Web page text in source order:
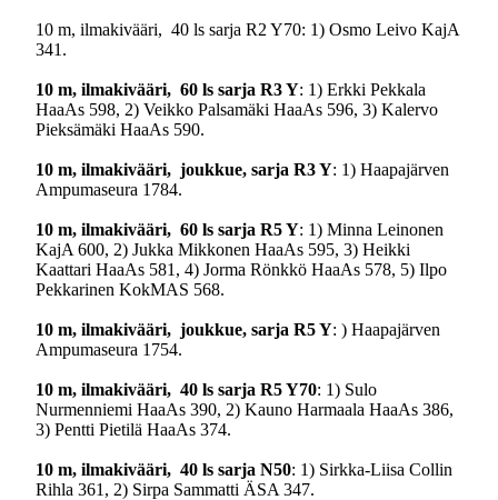
10 m, ilmakivääri, 40 ls sarja R2 Y70: 1) Osmo Leivo KajA
341.
10 m, ilmakivääri, 60 ls sarja R3 Y: 1) Erkki Pekkala
HaaAs 598, 2) Veikko Palsamäki HaaAs 596, 3) Kalervo
Pieksämäki HaaAs 590.
10 m, ilmakivääri, joukkue, sarja R3 Y: 1) Haapajärven
Ampumaseura 1784.
10 m, ilmakivääri, 60 ls sarja R5 Y: 1) Minna Leinonen
KajA 600, 2) Jukka Mikkonen HaaAs 595, 3) Heikki
Kaattari HaaAs 581, 4) Jorma Rönkkö HaaAs 578, 5) Ilpo
Pekkarinen KokMAS 568.
10 m, ilmakivääri, joukkue, sarja R5 Y: ) Haapajärven
Ampumaseura 1754.
10 m, ilmakivääri, 40 ls sarja R5 Y70: 1) Sulo
Nurmenniemi HaaAs 390, 2) Kauno Harmaala HaaAs 386,
3) Pentti Pietilä HaaAs 374.
10 m, ilmakivääri, 40 ls sarja N50: 1) Sirkka-Liisa Collin
Rihla 361, 2) Sirpa Sammatti ÄSA 347.